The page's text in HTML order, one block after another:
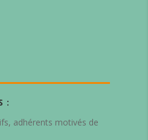
:
adhérents motivés de